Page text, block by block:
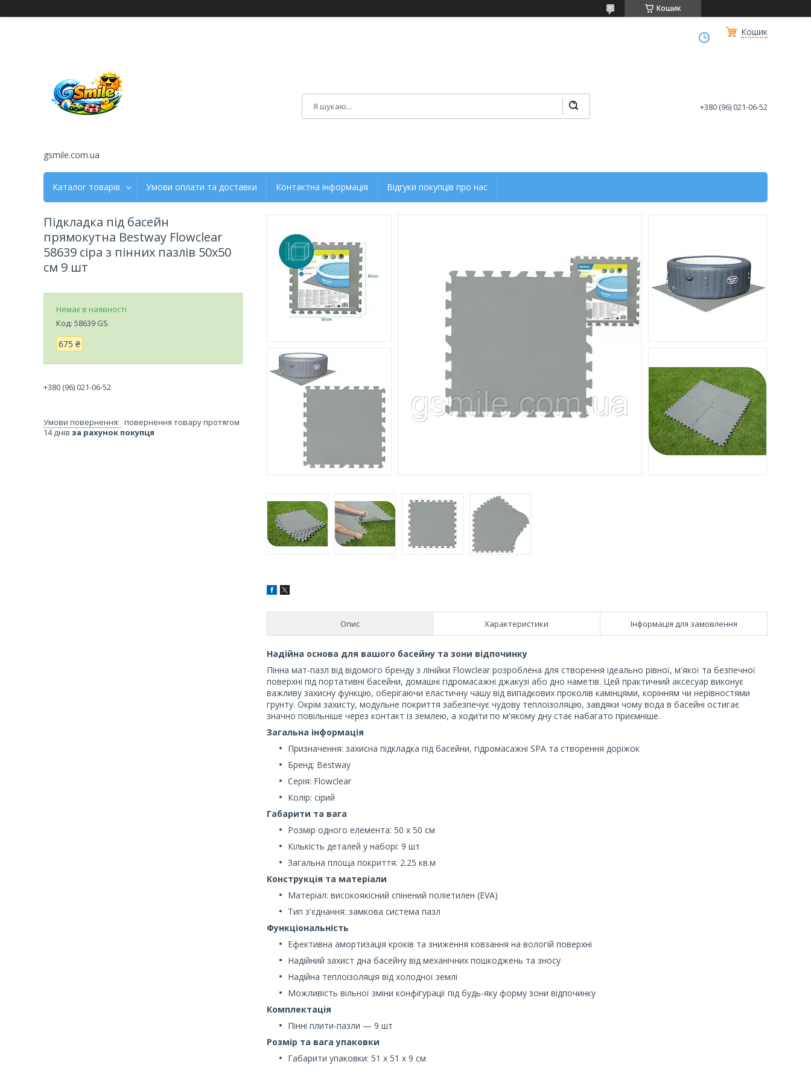
Кошик
Кошик
gsmile.com.ua
+380 (96) 021-06-52
Каталог товарів Умови оплати та доставки Контактна інформація Відгуки покупців про нас
Опис Характеристики Інформація для замовлення
Надійна основа для вашого басейну та зони відпочинку
Пінна мат-пазл від відомого бренду з лінійки Flowclear розроблена для створення ідеально рівної, м'якої та безпечної
поверхні під портативні басейни, домашні гідромасажні джакузі або дно наметів. Цей практичний аксесуар виконує
важливу захисну функцію, оберігаючи еластичну чашу від випадкових проколів камінцями, корінням чи нерівностями
грунту. Окрім захисту, модульне покриття забезпечує чудову теплоізоляцію, завдяки чому вода в басейні остигає
значно повільніше через контакт із землею, а ходити по м'якому дну стає набагато приємніше.
Загальна інформація
Призначення: захисна підкладка під басейни, гідромасажні SPA та створення доріжок
Бренд: Bestway
Серія: Flowclear
Колір: сірий
Габарити та вага
Розмір одного елемента: 50 х 50 см
Кількість деталей у наборі: 9 шт
Загальна площа покриття: 2.25 кв.м
Конструкція та матеріали
Матеріал: високоякісний спінений поліетилен (EVA)
Тип з'єднання: замкова система пазл
Функціональність
Ефективна амортизація кроків та зниження ковзання на вологій поверхні
Надійний захист дна басейну від механічних пошкоджень та зносу
Надійна теплоізоляція від холодної землі
Можливість вільної зміни конфігурації під будь-яку форму зони відпочинку
Комплектація
Пінні плити-пазли — 9 шт
Розмір та вага упаковки
Габарити упаковки: 51 x 51 x 9 см
Підкладка під басейн
прямокутна Bestway Flowclear
58639 сіра з пінних пазлів 50х50
см 9 шт
Немає в наявності
Код: 58639 GS
675 ₴
+380 (96) 021-06-52
повернення товару протягом
14 днів за рахунок покупця